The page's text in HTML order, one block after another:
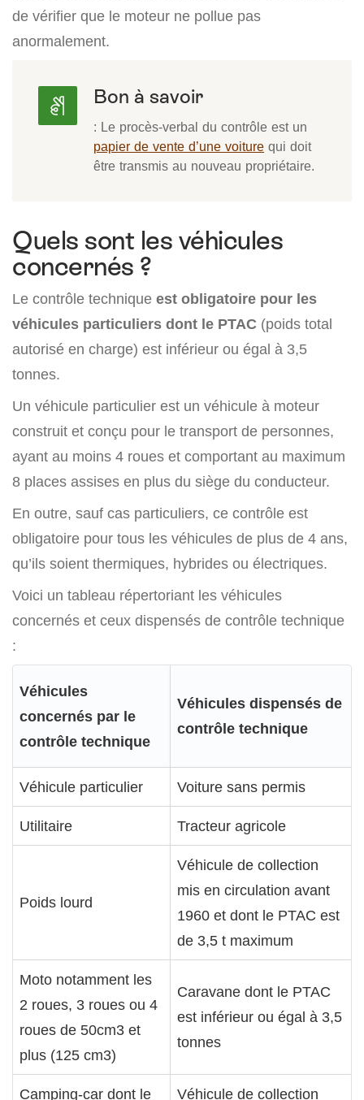
de vérifier que le moteur ne pollue pas
anormalement.
Bon à savoir
: Le procès-verbal du contrôle est un
papier de vente d’une voiture qui doit
être transmis au nouveau propriétaire.
Quels sont les véhicules
concernés ?
Le contrôle technique est obligatoire pour les
véhicules particuliers dont le PTAC (poids total
autorisé en charge) est inférieur ou égal à 3,5
tonnes.
Un véhicule particulier est un véhicule à moteur
construit et conçu pour le transport de personnes,
ayant au moins 4 roues et comportant au maximum
8 places assises en plus du siège du conducteur.
En outre, sauf cas particuliers, ce contrôle est
obligatoire pour tous les véhicules de plus de 4 ans,
qu’ils soient thermiques, hybrides ou électriques.
Voici un tableau répertoriant les véhicules
concernés et ceux dispensés de contrôle technique
:
Véhicules
concernés par le
contrôle technique
Véhicules dispensés de
contrôle technique
Véhicule particulier Voiture sans permis
Utilitaire Tracteur agricole
Poids lourd
Véhicule de collection
mis en circulation avant
1960 et dont le PTAC est
de 3,5 t maximum
Moto notamment les
2 roues, 3 roues ou 4
roues de 50cm3 et
plus (125 cm3)
Caravane dont le PTAC
est inférieur ou égal à 3,5
tonnes
Camping-car dont le Véhicule de collection